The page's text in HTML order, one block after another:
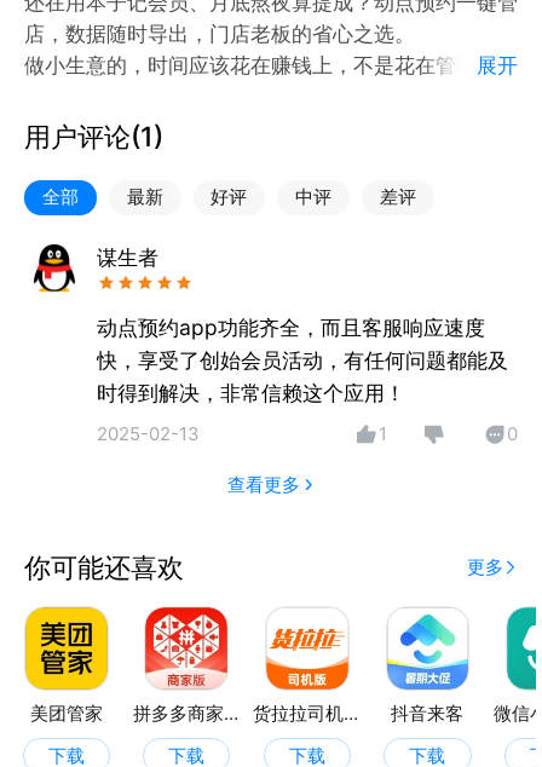
店，数据随时导出，门店老板的省心之选。
做小生意的，时间应该花在赚钱上，不是花在管理上。
核心功能
1. 会员管理 —— 客人报个手机号，3 秒调出余额、消
费记录、剩余次数。扫码自动绑定微信，关注公众号后
充值、消费、预约通知自动推送，双方都有底。
2. 预约排期 —— 客人微信上选时段预约，到店自动提
醒，爽约自动标记。美容师/医生/技师的排班一目了
然，周末不再扎堆、平日不再空置。
3. 收银 —— 微信、支付宝、现金、余额、储值卡都支
持，扫个码收完一笔。老板在家打开手机就能看今天的
为"充没充、剩多少"扯皮。
想做什么活动自己配。不用再花钱找人做活动页。
6. 员工与提成 —— 前台只能收银、店长看流水、老板
看全部，每人一个账号权限分明。月底一键导出提成明
细，自动算好，不再为几块钱掰扯。
展开
用户评论(1)
全部 最新 好评 中评 差评
谋生者
动点预约app功能齐全，而且客服响应速度
快，享受了创始会员活动，有任何问题都能及
时得到解决，非常信赖这个应用！
2025-02-13 1 0
查看更多
你可能还喜欢 更多
美团管家
下载
拼多多商家版
下载
货拉拉司机版
下载
抖音来客
下载